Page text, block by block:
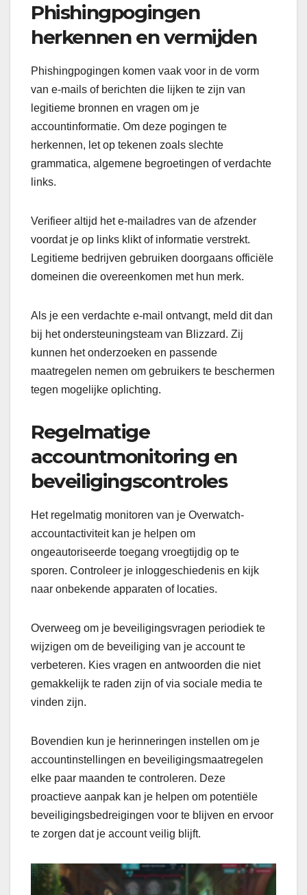
Phishingpogingen
herkennen en vermijden
Phishingpogingen komen vaak voor in de vorm
van e-mails of berichten die lijken te zijn van
legitieme bronnen en vragen om je
accountinformatie. Om deze pogingen te
herkennen, let op tekenen zoals slechte
grammatica, algemene begroetingen of verdachte
links.
Verifieer altijd het e-mailadres van de afzender
voordat je op links klikt of informatie verstrekt.
Legitieme bedrijven gebruiken doorgaans officiële
domeinen die overeenkomen met hun merk.
Als je een verdachte e-mail ontvangt, meld dit dan
bij het ondersteuningsteam van Blizzard. Zij
kunnen het onderzoeken en passende
maatregelen nemen om gebruikers te beschermen
tegen mogelijke oplichting.
Regelmatige
accountmonitoring en
beveiligingscontroles
Het regelmatig monitoren van je Overwatch-
accountactiviteit kan je helpen om
ongeautoriseerde toegang vroegtijdig op te
sporen. Controleer je inloggeschiedenis en kijk
naar onbekende apparaten of locaties.
Overweeg om je beveiligingsvragen periodiek te
wijzigen om de beveiliging van je account te
verbeteren. Kies vragen en antwoorden die niet
gemakkelijk te raden zijn of via sociale media te
vinden zijn.
Bovendien kun je herinneringen instellen om je
accountinstellingen en beveiligingsmaatregelen
elke paar maanden te controleren. Deze
proactieve aanpak kan je helpen om potentiële
beveiligingsbedreigingen voor te blijven en ervoor
te zorgen dat je account veilig blijft.